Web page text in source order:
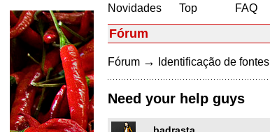
Novidades
Top
FAQ
Fórum
Fórum → Identificação de fontes
Need your help guys